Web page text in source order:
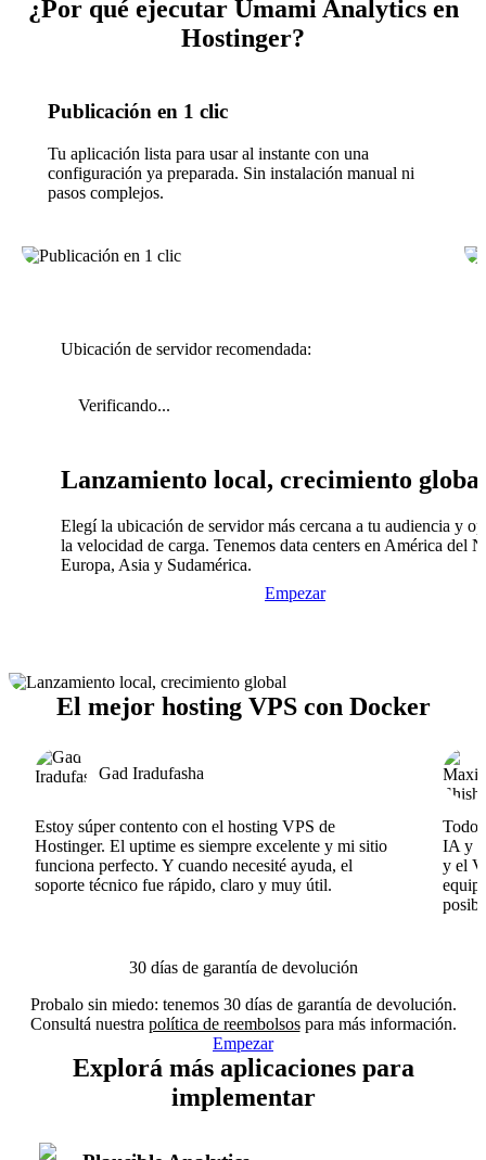
¿Por qué ejecutar Umami Analytics en
Hostinger?
Publicación en 1 clic
Tu aplicación lista para usar al instante con una
configuración ya preparada. Sin instalación manual ni
pasos complejos.
Ubicación de servidor recomendada:
Verificando...
Lanzamiento local, crecimiento global
Elegí la ubicación de servidor más cercana a tu audiencia y
la velocidad de carga. Tenemos data centers en América del
Europa, Asia y Sudamérica.
Empezar
El mejor hosting VPS con Docker
Gad Iradufasha
Estoy súper contento con el hosting VPS de
Hostinger. El uptime es siempre excelente y mi sitio
funciona perfecto. Y cuando necesité ayuda, el
soporte técnico fue rápido, claro y muy útil.
Todo
IA y
y el
30 días de garantía de devolución
Probalo sin miedo: tenemos 30 días de garantía de devolución.
Consultá nuestra política de reembolsospara más información.
Empezar
Explorá más aplicaciones para
implementar